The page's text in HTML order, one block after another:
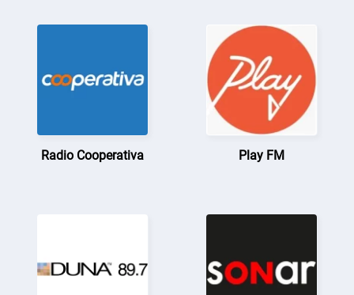
Radio Cooperativa Play FM